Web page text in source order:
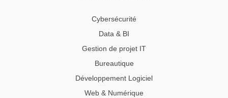
Cybersécurité
Data & BI
Gestion de projet IT
Bureautique
Développement Logiciel
Web & Numérique